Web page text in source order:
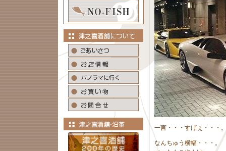
一言・・・すげぇ・・・
なんちゅう横幅・・・。